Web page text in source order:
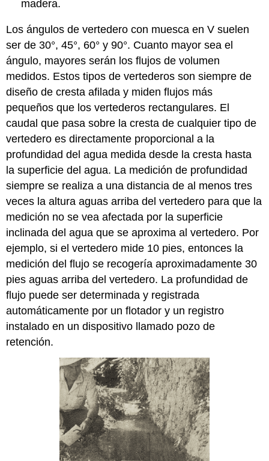
madera.
Los ángulos de vertedero con muesca en V suelen
ser de 30°, 45°, 60° y 90°. Cuanto mayor sea el
ángulo, mayores serán los flujos de volumen
medidos. Estos tipos de vertederos son siempre de
diseño de cresta afilada y miden flujos más
pequeños que los vertederos rectangulares. El
caudal que pasa sobre la cresta de cualquier tipo de
vertedero es directamente proporcional a la
profundidad del agua medida desde la cresta hasta
la superficie del agua. La medición de profundidad
siempre se realiza a una distancia de al menos tres
veces la altura aguas arriba del vertedero para que la
medición no se vea afectada por la superficie
inclinada del agua que se aproxima al vertedero. Por
ejemplo, si el vertedero mide 10 pies, entonces la
medición del flujo se recogería aproximadamente 30
pies aguas arriba del vertedero. La profundidad de
flujo puede ser determinada y registrada
automáticamente por un flotador y un registro
instalado en un dispositivo llamado pozo de
retención.